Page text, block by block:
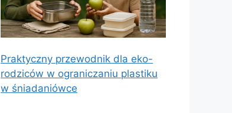
Praktyczny przewodnik dla eko-
rodziców w ograniczaniu plastiku
w śniadaniówce